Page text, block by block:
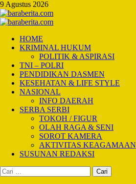
Skip
to
content
9 Agustus 2026
Primary
HOME
KRIMINAL HUKUM
POLITIK & ASPIRASI
TNI – POLRI
PENDIDIKAN DASMEN
KESEHATAN & LIFE STYLE
NASIONAL
INFO DAERAH
SERBA SERBI
TOKOH / FIGUR
OLAH RAGA & SENI
SOROT KAMERA
AKTIVITAS KEAGAMAAN
SUSUNAN REDAKSI
Cari
untuk: